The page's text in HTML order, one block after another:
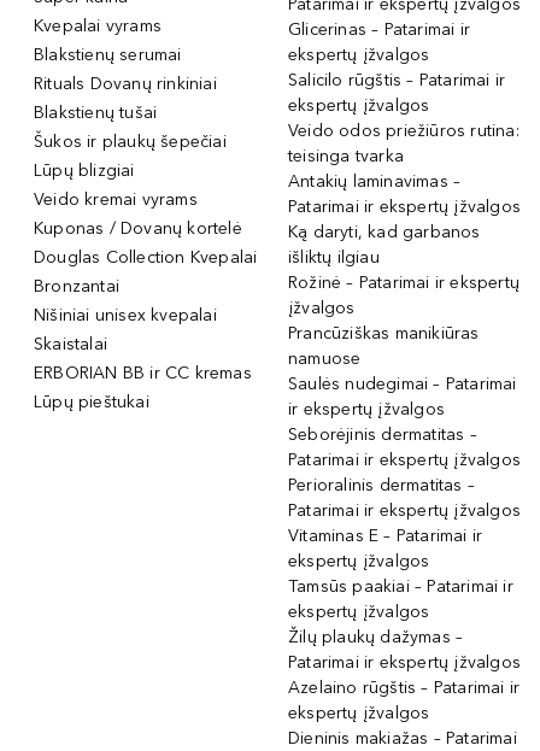
Kvepalai vyrams
Blakstienų serumai
Rituals Dovanų rinkiniai
Blakstienų tušai
Šukos ir plaukų šepečiai
Lūpų blizgiai
Veido kremai vyrams
Kuponas / Dovanų kortelė
Douglas Collection Kvepalai
Bronzantai
Nišiniai unisex kvepalai
Skaistalai
ERBORIAN BB ir CC kremas
Lūpų pieštukai
Patarimai ir ekspertų įžvalgos
Glicerinas – Patarimai ir
ekspertų įžvalgos
Salicilo rūgštis – Patarimai ir
ekspertų įžvalgos
Veido odos priežiūros rutina:
teisinga tvarka
Antakių laminavimas –
Patarimai ir ekspertų įžvalgos
Ką daryti, kad garbanos
išliktų ilgiau
Rožinė – Patarimai ir ekspertų
įžvalgos
Prancūziškas manikiūras
namuose
Saulės nudegimai – Patarimai
ir ekspertų įžvalgos
Seborėjinis dermatitas –
Patarimai ir ekspertų įžvalgos
Perioralinis dermatitas –
Patarimai ir ekspertų įžvalgos
Vitaminas E – Patarimai ir
ekspertų įžvalgos
Tamsūs paakiai – Patarimai ir
ekspertų įžvalgos
Žilų plaukų dažymas –
Patarimai ir ekspertų įžvalgos
Azelaino rūgštis – Patarimai ir
ekspertų įžvalgos
Dieninis makiažas – Patarimai